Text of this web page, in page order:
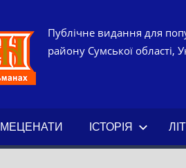
РОМЕН.
Публічне видання для
району Сумської області,
МЕЦЕНАТИ ІСТОРІЯ